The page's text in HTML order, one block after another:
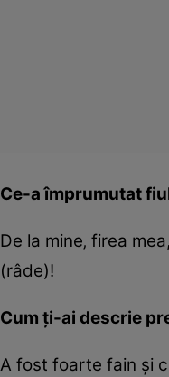
Ce-a împrumutat
De la mine‚ firea
(râde)!
Cum ţi-ai descrie
A fost foarte fain şi